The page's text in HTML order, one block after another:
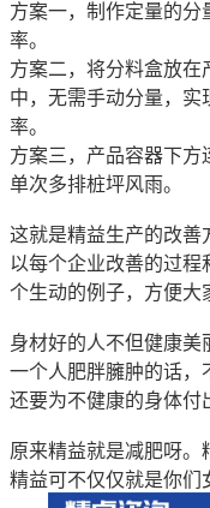
方案一，制作定量的
率。
方案二，将分料盒放
中，无需手动分量，
率。
方案三，产品容器下
单次多排桩坪风雨。
这就是精益生产的改善
以每个企业改善的过
个生动的例子，方便大
身材好的人不但健康美
一个人肥胖臃肿的话，
还要为不健康的身体付
原来精益就是减肥呀。
精益可不仅仅就是你们